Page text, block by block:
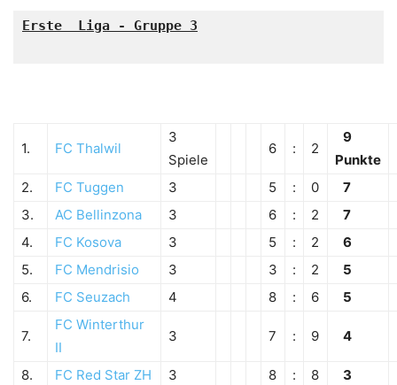
Erste  Liga - Gruppe 3
1. FC Thalwil
3
Spiele
6 : 2
9
Punkte
2.
FC Tuggen 3 5 : 0
7
3.
AC Bellinzona 3 6 : 2
7
4.
FC Kosova 3 5 : 2
6
5.
FC Mendrisio 3 3 : 2
5
6.
FC Seuzach 4 8 : 6 5
7.
FC Winterthur
II
3 7 : 9 4
8. FC Red Star ZH 3 8 : 8 3